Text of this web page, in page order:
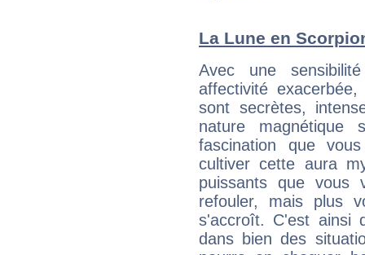
La Lune en
Avec une
affectivité
sont secrètes,
nature magnétique
fascination que
cultiver cette aura
puissants que vous
refouler, mais plus
s'accroît. C'est ainsi
dans bien des